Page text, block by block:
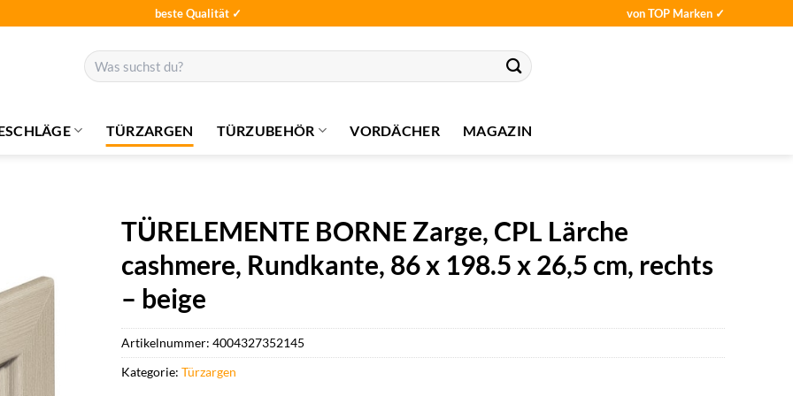
beste Qualität ✓ von TOP Marken ✓
Suchen
nach:
TÜRZARGEN TÜRZUBEHÖR VORDÄCHER MAGAZIN
TÜRELEMENTE BORNE Zarge, CPL Lärche
cashmere, Rundkante, 86 x 198.5 x 26,5 cm, rechts
– beige
Artikelnummer:4004327352145
Kategorie:Türzargen